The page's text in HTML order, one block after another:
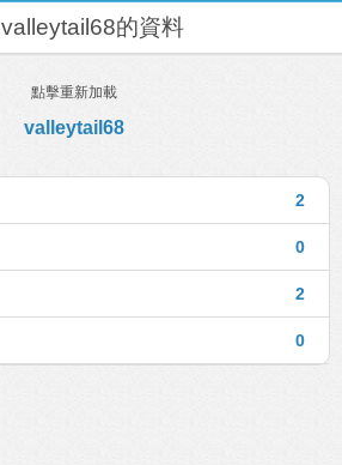
valleytail68的資料
點擊重新加載
valleytail68
2
0
2
0